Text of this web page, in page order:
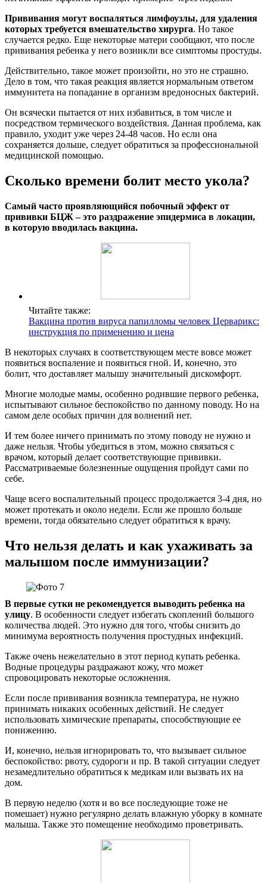
Прививания могут воспаляться лимфоузлы, для удаления
которых требуется вмешательство хирурга. Но такое
случается редко. Еще некоторые матери сообщают, что после
прививания ребенка у него возникли все симптомы простуды.
Действительно, такое может произойти, но это не страшно.
Дело в том, что такая реакция является нормальным ответом
иммунитета на попадание в организм вредоносных бактерий.
Он всячески пытается от них избавиться, в том числе и
посредством термического воздействия. Данная проблема, как
правило, уходит уже через 24-48 часов. Но если она
сохраняется дольше, следует обратиться за профессиональной
медицинской помощью.
Сколько времени болит место укола?
Самый часто проявляющийся побочный эффект от
прививки БЦЖ – это раздражение эпидермиса в локации,
в которую вводилась вакцина.
Читайте также:
Вакцина против вируса папилломы человек Церварикс:
инструкция по применению и цена
В некоторых случаях в соответствующем месте вовсе может
появиться воспаление и появиться гной. И, конечно, это
болит, что доставляет малышу значительный дискомфорт.
Многие молодые мамы, особенно родившие первого ребенка,
испытывают сильное беспокойство по данному поводу. Но на
самом деле особых причин для волнений нет.
И тем более ничего принимать по этому поводу не нужно и
даже нельзя. Чтобы убедиться в этом, можно связаться с
врачом, который делает соответствующие прививки.
Рассматриваемые болезненные ощущения пройдут сами по
себе.
Чаще всего воспалительный процесс продолжается 3-4 дня, но
может протекать и около недели. Если же прошло больше
времени, тогда обязательно следует обратиться к врачу.
Что нельзя делать и как ухаживать за
малышом после иммунизации?
В первые сутки не рекомендуется выводить ребенка на
улицу. В особенности следует избегать скоплений большого
количества людей. Это нужно для того, чтобы снизить до
минимума вероятность получения простудных инфекций.
Также очень нежелательно в этот период купать ребенка.
Водные процедуры раздражают кожу, что может
спровоцировать некоторые осложнения.
Если после прививания возникла температура, не нужно
принимать никаких особенных действий. Не следует
использовать химические препараты, способствующие ее
понижению.
И, конечно, нельзя игнорировать то, что вызывает сильное
беспокойство: рвоту, судороги и пр. В такой ситуации следует
незамедлительно обратиться к медикам или вызвать их на
дом.
В первую неделю (хотя и во все последующие тоже не
помешает) нужно регулярно делать влажную уборку в комнате
малыша. Также это помещение необходимо проветривать.